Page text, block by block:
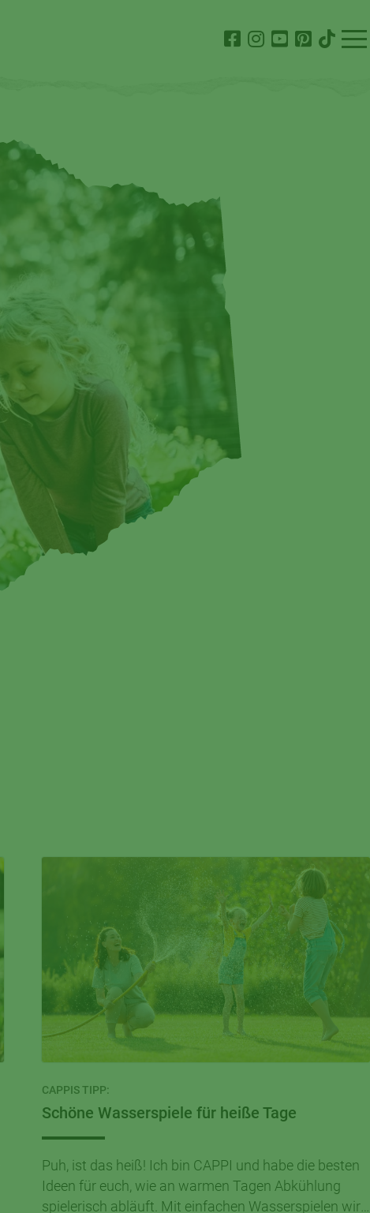
CAPPIS TIPP:
Schöne Wasserspiele für heiße Tage
Puh, ist das heiß! Ich bin CAPPI und habe die besten
Ideen für euch, wie an warmen Tagen Abkühlung
spielerisch abläuft. Mit einfachen Wasserspielen wird